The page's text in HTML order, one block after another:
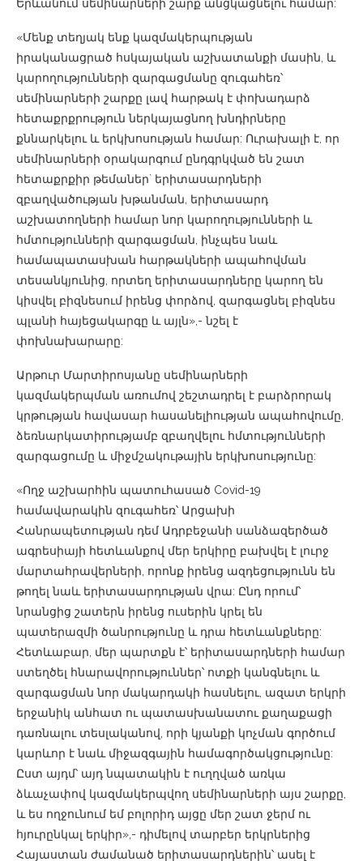
Երևանում սեմինարների շարք անցկացնելու համար:
«Մենք տեղյակ ենք կազմակերպության
իրականացրած հսկայական աշխատանքի մասին, և
կարողությունների զարգացմանը զուգահեռ՝
սեմինարների շարքը լավ հարթակ է փոխադարձ
հետաքրքրություն ներկայացնող խնդիրները
քննարկելու և երկխոսության համար: Ուրախալի է, որ
սեմինարների օրակարգում ընդգրկված են շատ
հետաքրքիր թեմաներ` երիտասարդների
զբաղվածության խթանման, երիտասարդ
աշխատողների համար նոր կարողությունների և
հմտությունների զարգացման, ինչպես նաև
համապատասխան հարթակների ապահովման
տեսանկյունից, որտեղ երիտասարդները կարող են
կիսվել բիզնեսում իրենց փորձով, զարգացնել բիզնես
պլանի հայեցակարգը և այլն»,- նշել է
փոխնախարարը:
Արթուր Մարտիրոսյանը սեմինարների
կազմակերպման առումով շեշտադրել է բարձրորակ
կրթության հավասար հասանելիության ապահովումը,
ձեռնարկատիրությամբ զբաղվելու հմտությունների
զարգացումը և միջմշակութային երկխոսությունը:
«Ողջ աշխարհին պատուհասած Covid-19
համավարակին զուգահեռ՝ Արցախի
Հանրապետության դեմ Ադրբեջանի սանձազերծած
ագրեսիայի հետևանքով մեր երկիրը բախվել է լուրջ
մարտահրավերների, որոնք իրենց ազդեցությունն են
թողել նաև երիտասարդության վրա: Ընդ որում՝
նրանցից շատերն իրենց ուսերին կրել են
պատերազմի ծանրությունը և դրա հետևանքները:
Հետևաբար, մեր պարտքն է՝ երիտասարդների համար
ստեղծել հնարավորություններ՝ ոտքի կանգնելու և
զարգացման նոր մակարդակի հասնելու, ազատ երկրի
երջանիկ անհատ ու պատասխանատու քաղաքացի
դառնալու տեսլականով, որի կյանքի կոչման գործում
կարևոր է նաև միջազգային համագործակցությունը:
Ըստ այդմ՝ այդ նպատակին է ուղղված առկա
ձևաչափով կազմակերպվող սեմինարների այս շարքը,
և ես ողջունում եմ բոլորիդ այցը մեր շատ ջերմ ու
հյուրընկալ երկիր»,- դիմելով տարբեր երկրներից
Հայաստան ժամանած երիտասարդներին՝ ասել է